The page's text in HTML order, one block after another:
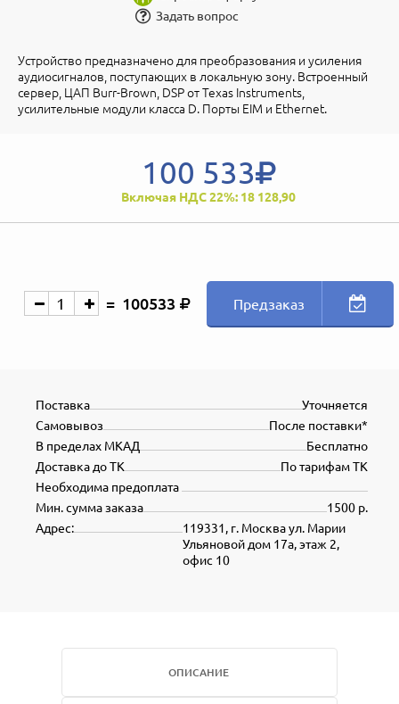
Задать вопрос
Устройство предназначено для преобразования и усиления
аудиосигналов, поступающих в локальную зону. Встроенный
сервер, ЦАП Burr-Brown, DSP от Texas Instruments,
усилительные модули класса D. Порты EIM и Ethernet.
100 533
Включая НДС 22%: 18 128,90
100533 Предзаказ
Уточняется
Поставка
После поставки*
Самовывоз
Бесплатно
В пределах МКАД
По тарифам ТК
Доставка до ТК
Необходима предоплата
1500 р.
Мин. сумма заказа
119331, г. Москва ул. Марии
Ульяновой дом 17а, этаж 2,
офис 10
Адрес:
ОПИСАНИЕ